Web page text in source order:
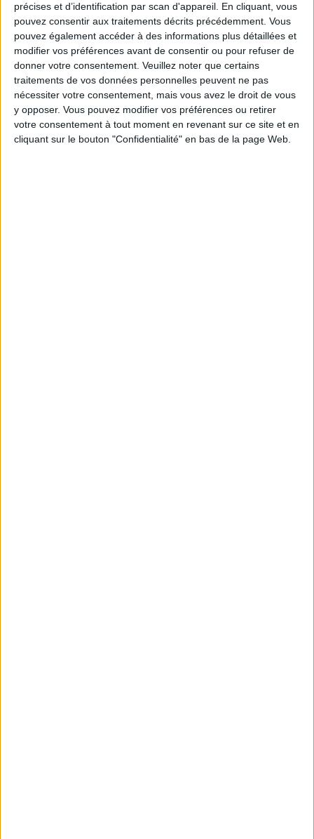
précises et d’identification par scan d'appareil. En cliquant, vous
pouvez consentir aux traitements décrits précédemment. Vous
pouvez également accéder à des informations plus détaillées et
modifier vos préférences avant de consentir ou pour refuser de
donner votre consentement. Veuillez noter que certains
traitements de vos données personnelles peuvent ne pas
nécessiter votre consentement, mais vous avez le droit de vous
y opposer. Vous pouvez modifier vos préférences ou retirer
votre consentement à tout moment en revenant sur ce site et en
cliquant sur le bouton "Confidentialité" en bas de la page Web.
LES SPF 50 QUI DONNENT ENVIE DE SE TARTINER